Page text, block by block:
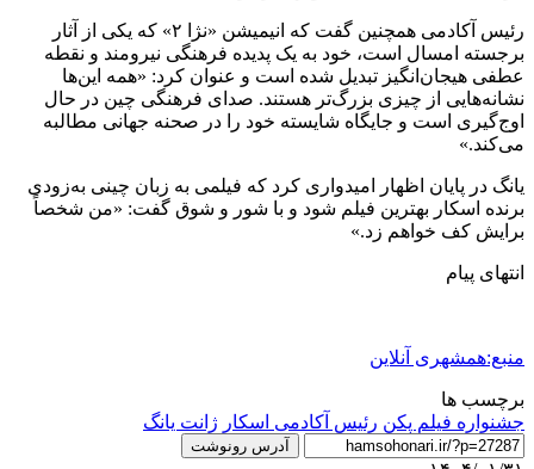
رئیس آکادمی همچنین گفت که انیمیشن «نژا ۲» که یکی از آثار
برجسته امسال است، خود به یک پدیده فرهنگی نیرومند و نقطه
عطفی هیجان‌انگیز تبدیل شده است و عنوان کرد: «همه این‌ها
نشانه‌هایی از چیزی بزرگ‌تر هستند. صدای فرهنگی چین در حال
اوج‌گیری است و جایگاه شایسته خود را در صحنه جهانی مطالبه
می‌کند.»
یانگ در پایان اظهار امیدواری کرد که فیلمی به زبان چینی به‌زودی
برنده اسکار بهترین فیلم شود و با شور و شوق گفت: «من شخصاً
برایش کف خواهم زد.»
انتهای پیام
منبع:همشهری آنلاین
برچسب ها
جشنواره فیلم پکن رئیس آکادمی اسکار ژانت یانگ
آدرس رونوشت